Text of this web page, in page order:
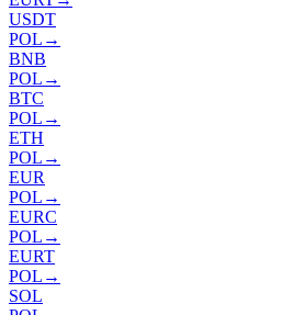
USDT
POL →
BNB
POL →
BTC
POL →
ETH
POL →
EUR
POL →
EURC
POL →
EURT
POL →
SOL